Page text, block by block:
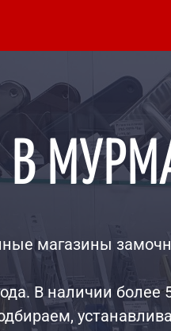
магазины
В наличии более